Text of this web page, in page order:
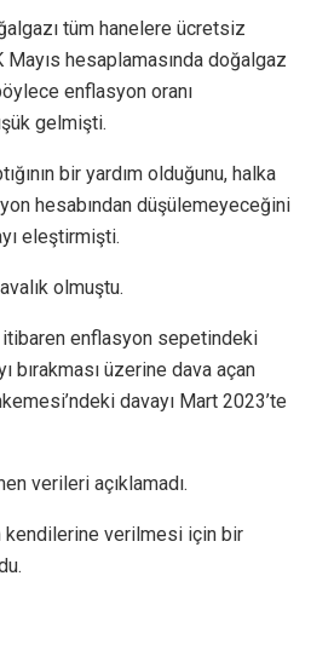
tüm hanelere ücretsiz
Mayıs hesaplamasında doğalgaz
enflasyon oranı
gelmişti.
bir yardım olduğunu, halka
hesabından düşülemeyeceğini
eleştirmişti.
olmuştu.
itibaren enflasyon sepetindeki
bırakması üzerine dava açan
davayı Mart 2023’te
verileri açıklamadı.
kendilerine verilmesi için bir